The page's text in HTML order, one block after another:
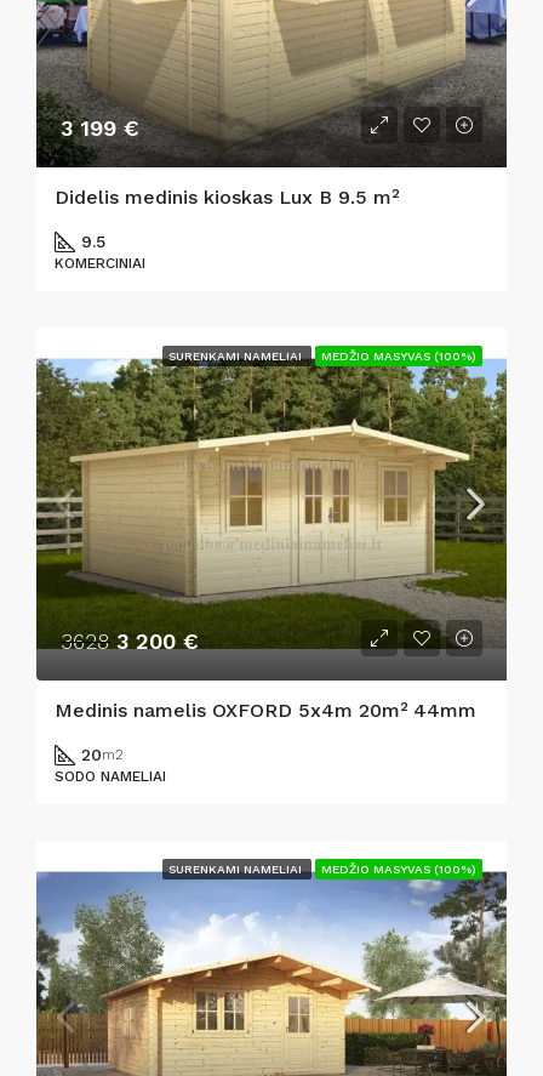
3 199 €
Didelis medinis kioskas Lux B 9.5 m²
9.5
KOMERCINIAI
SURENKAMI NAMELIAI MEDŽIO MASYVAS (100%)
3628 3 200 €
Medinis namelis OXFORD 5x4m 20m² 44mm
20m2
SODO NAMELIAI
SURENKAMI NAMELIAI MEDŽIO MASYVAS (100%)